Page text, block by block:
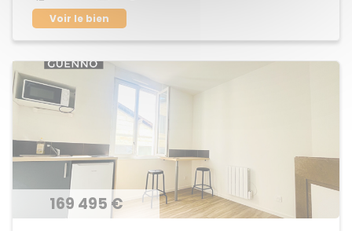
Voir le bien
169 495 €